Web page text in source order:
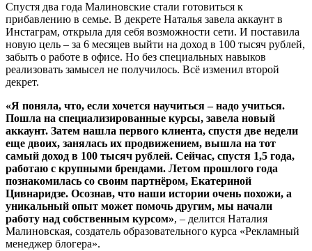
Спустя два года Малиновские стали готовиться к
прибавлению в семье. В декрете Наталья завела аккаунт в
Инстаграм, открыла для себя возможности сети. И поставила
новую цель – за 6 месяцев выйти на доход в 100 тысяч рублей,
забыть о работе в офисе. Но без специальных навыков
реализовать замысел не получилось. Всё изменил второй
декрет.
«Я поняла, что, если хочется научиться – надо учиться.
Пошла на специализированные курсы, завела новый
аккаунт. Затем нашла первого клиента, спустя две недели
еще двоих, занялась их продвижением, вышла на тот
самый доход в 100 тысяч рублей. Сейчас, спустя 1,5 года,
работаю с крупными брендами. Летом прошлого года
познакомилась со своим партнёром, Екатериной
Цивнаридзе. Осознав, что наши истории очень похожи, а
уникальный опыт может помочь другим, мы начали
работу над собственным курсом», – делится Наталия
Малиновская, создатель образовательного курса «Рекламный
менеджер блогера».